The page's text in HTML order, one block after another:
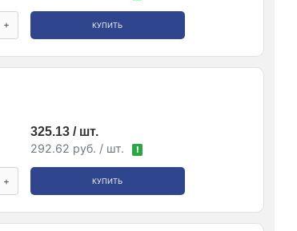
+ КУПИТЬ
325.13 / шт.
292.62 руб. / шт. !
+ КУПИТЬ